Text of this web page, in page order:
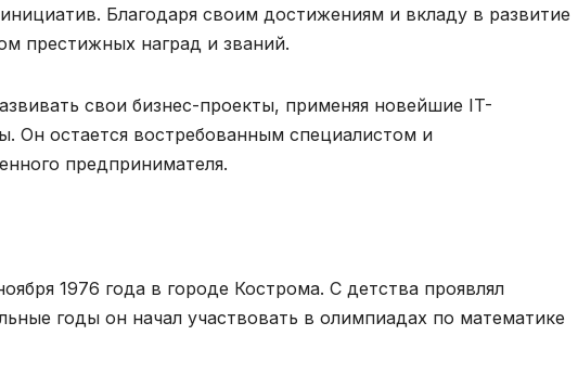
Благодаря своим достижениям и вкладу в развитие
престижных наград и званий.
свои бизнес-проекты, применяя новейшие IT-
Он остается востребованным специалистом и
предпринимателя.
1976 года в городе Кострома. С детства проявлял
годы он начал участвовать в олимпиадах по математике